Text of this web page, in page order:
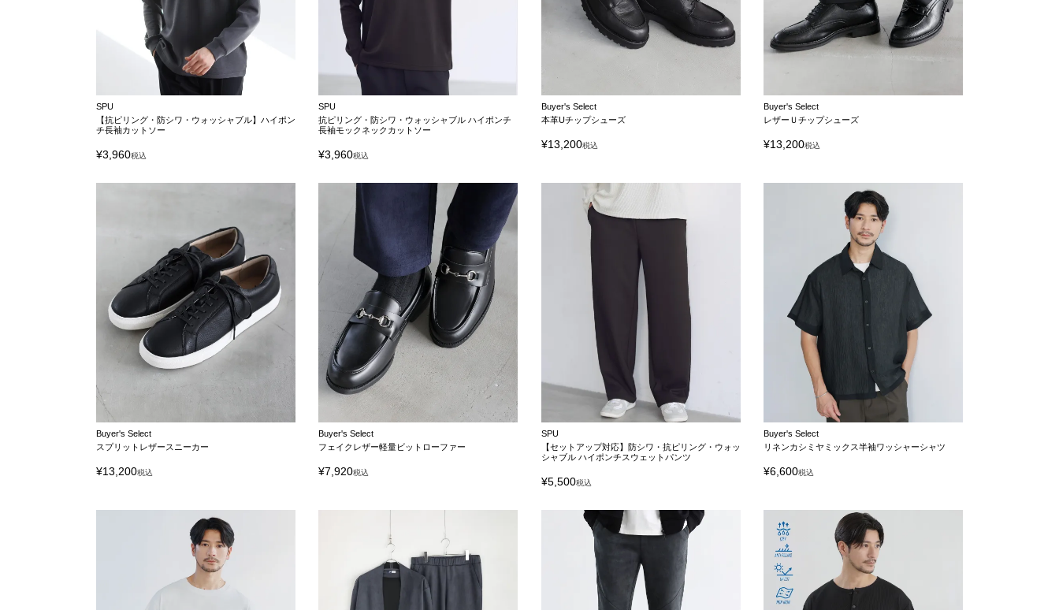
SPU
【抗ピリング・防シワ・ウォッシャブル】ハイポン
チ長袖カットソー
¥3,960税込
SPU
抗ピリング・防シワ・ウォッシャブル ハイポンチ
長袖モックネックカットソー
¥3,960税込
Buyer's Select
本革Uチップシューズ
¥13,200税込
Buyer's Select
レザーＵチップシューズ
¥13,200税込
Buyer's Select
スプリットレザースニーカー
¥13,200税込
Buyer's Select
フェイクレザー軽量ビットローファー
¥7,920税込
SPU
【セットアップ対応】防シワ・抗ピリング・ウォッ
シャブル ハイポンチスウェットパンツ
¥5,500税込
Buyer's Select
リネンカシミヤミックス半袖ワッシャーシャツ
¥6,600税込